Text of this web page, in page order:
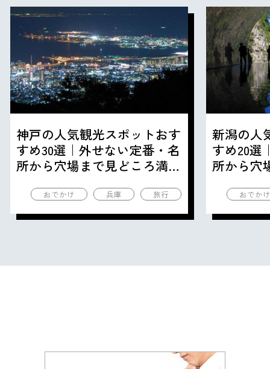
神戸の人気観光スポットおす
すめ30選｜外せない定番・名
所から穴場まで見どころ満載
おでかけ 兵庫 旅行
新潟の人
すめ20選
所から穴
おでか